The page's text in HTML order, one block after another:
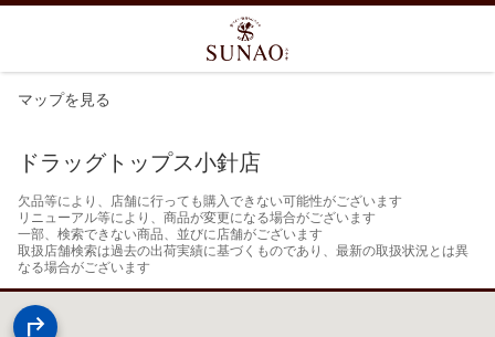
マップを見る
ドラッグトップス小針店
欠品等により、店舗に行っても購入できない可能性がございます
リニューアル等により、商品が変更になる場合がございます
一部、検索できない商品、並びに店舗がございます
取扱店舗検索は過去の出荷実績に基づくものであり、最新の取扱状況とは異
なる場合がございます